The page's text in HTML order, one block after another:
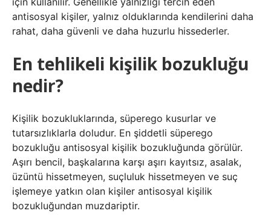
antisosyal kişiler, yalnız olduklarında kendilerini daha
rahat, daha güvenli ve daha huzurlu hissederler.
En tehlikeli kişilik bozukluğu
nedir?
Kişilik bozukluklarında, süperego kusurlar ve
tutarsızlıklarla doludur. En şiddetli süperego
bozukluğu antisosyal kişilik bozukluğunda görülür.
Aşırı bencil, başkalarına karşı aşırı kayıtsız, asalak,
üzüntü hissetmeyen, suçluluk hissetmeyen ve suç
işlemeye yatkın olan kişiler antisosyal kişilik
bozukluğundan muzdariptir.